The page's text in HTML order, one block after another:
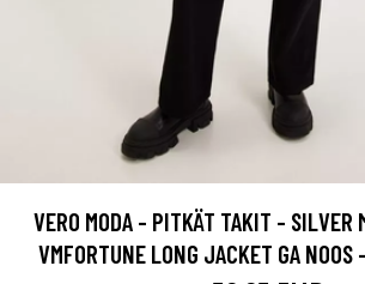
VERO MODA - PITKÄT TAKIT - SILVER
VMFORTUNE LONG JACKET GA